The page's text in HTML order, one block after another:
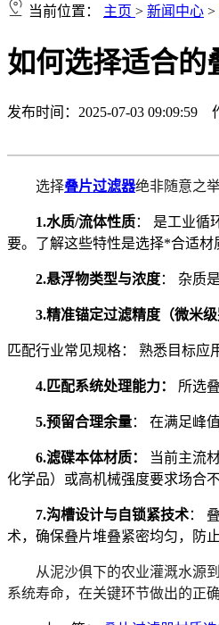
当前位置： 主页 > 新闻中心 >
如何选择适合的
发布时间：2025-07-03 09:09:59
选择叠片过滤器绝非随意之
1.水质/流体性质：
是工业循
要。了解这些特性是选择*合适材
2.悬浮物类型与浓度： 杂质
3.精准锚定过滤精度（微米级
匹配行业常见规格： 熟悉目标应
4.匹配系统处理能力： 所选
5.预留合理余量： 在满足峰
6.滤碟本体材质： 当前主流
化学品）或高机械强度要求场合不
7.沟槽设计与自锁紧技术：
术，确保叠片堆叠紧密均匀，防
从泥沙俱下的农业灌溉水源
系统寿命，在关键环节做出的正